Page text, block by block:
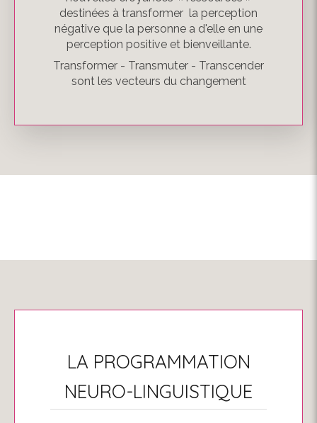
destinées à transformer la perception
négative que la personne a d'elle en une
perception positive et bienveillante.
Transformer - Transmuter - Transcender
sont les vecteurs du changement
LA PROGRAMMATION
NEURO-LINGUISTIQUE